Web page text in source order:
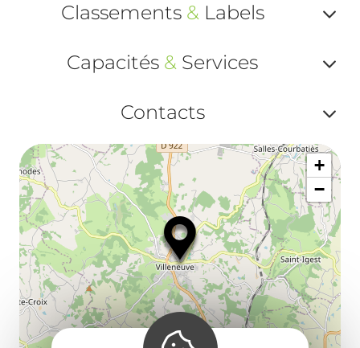
Classements &Labels
ou
Capacités & Services
ou
Contacts
ou
+
−